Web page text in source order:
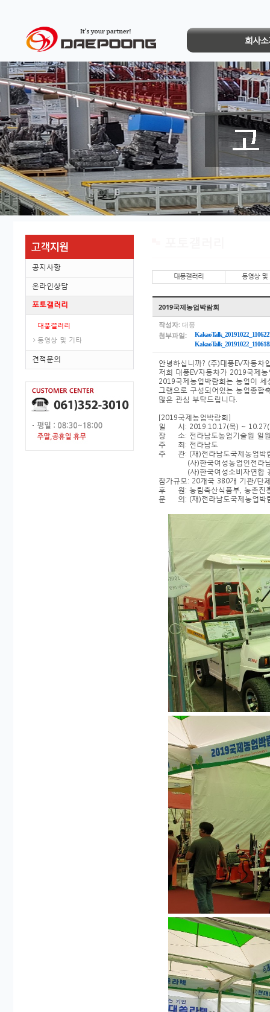
회사
공지사항
온라인상담
포토갤러리
대풍갤러리
동영상 및 기타
견적문의
대풍갤러리 동영상 및
2019국제농업박람회
작성자: 대풍
첨부파일:
안녕하십니까? (주)대풍EV자동차
저희 대풍EV자동차가 2019국제
2019국제농업박람회는 농업이
그램으로 구성되어있는 농업종합
많은 관심 부탁드립니다.
[2019국제농업박람회]
일 시: 2019.10.17(목) ~ 10.27(
장 소: 전라남도농업기술원 일
주 최: 전라남도
주 관: (재)전라남도국제농업박
(사)한국여성농업인전라남도
(사)한국여성소비자연합 광
참가규모: 20개국 380개 기관/단
후 원: 농림축산식품부, 농촌진
문 의: (재)전라남도국제농업박